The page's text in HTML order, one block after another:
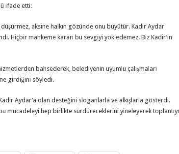
ifade etti:
aksine halkın gözünde onu büyütür. Kadir Aydar
Hiçbir mahkeme kararı bu sevgiyi yok edemez. Biz Kadir’in
bahsederek, belediyenin uyumlu çalışmaları
girdiğini söyledi.
Kadir Aydar’a olan desteğini sloganlarla ve alkışlarla gösterdi.
mücadeleyi hep birlikte sürdüreceklerini yineleyerek toplantıyı